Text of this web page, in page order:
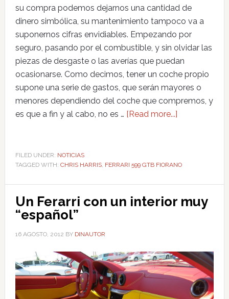
su compra podemos dejarnos una cantidad de
dinero simbólica, su mantenimiento tampoco va a
suponernos cifras envidiables. Empezando por
seguro, pasando por el combustible, y sin olvidar las
piezas de desgaste o las averías que puedan
ocasionarse. Como decimos, tener un coche propio
supone una serie de gastos, que serán mayores o
menores dependiendo del coche que compremos, y
es que a fin y al cabo, no es … [Read more...]
FILED UNDER: NOTICIAS
TAGGED WITH: CHRIS HARRIS, FERRARI 599 GTB FIORANO
Un Ferarri con un interior muy
“español”
16 AGOSTO, 2012 BY DINAUTOR